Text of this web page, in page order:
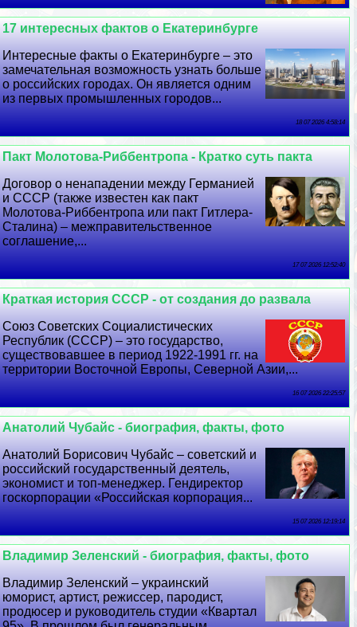
17 интересных фактов о Екатеринбурге
Интересные факты о Екатеринбурге – это
замечательная возможность узнать больше
о российских городах. Он является одним
из первых промышленных городов...
18 07 2026 4:58:14
Пакт Молотова-Риббентропа - Кратко суть пакта
Договор о ненападении между Германией
и СССР (также известен как пакт
Молотова-Риббентропа или пакт Гитлера-
Сталина) – межправительственное
соглашение,...
17 07 2026 12:52:40
Краткая история СССР - от создания до развала
Союз Советских Социалистических
Республик (СССР) – это государство,
существовавшее в период 1922-1991 гг. на
территории Восточной Европы, Северной Азии,...
16 07 2026 22:25:57
Анатолий Чубайс - биография, факты, фото
Анатолий Борисович Чубайс – советский и
российский государственный деятель,
экономист и топ-менеджер. Гендиректор
госкорпорации «Российская корпорация...
15 07 2026 12:19:14
Владимир Зеленский - биография, факты, фото
Владимир Зеленский – украинский
юморист, артист, режиссер, пародист,
продюсер и руководитель студии «Квартал